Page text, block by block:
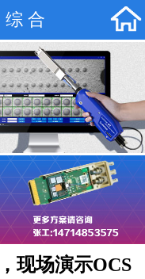
综 合
现场演示OCS